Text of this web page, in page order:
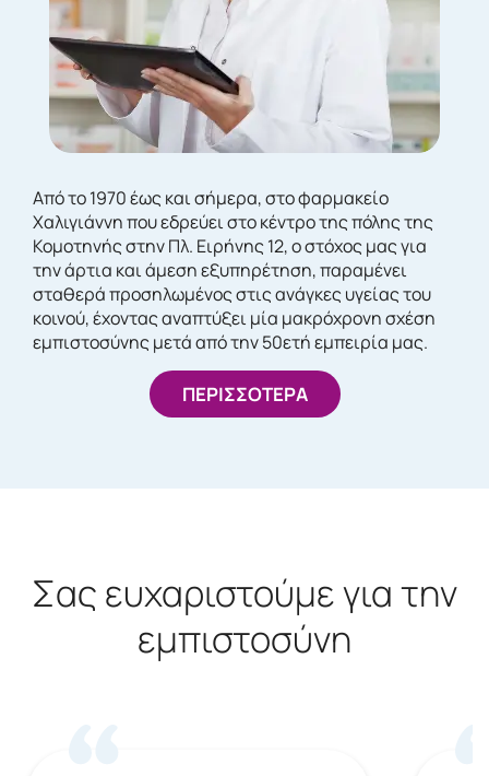
Από το 1970 έως και σήμερα, στο φαρμακείο
Χαλιγιάννη που εδρεύει στο κέντρο της πόλης της
Κομοτηνής στην Πλ. Ειρήνης 12, ο στόχος μας για
την άρτια και άμεση εξυπηρέτηση, παραμένει
σταθερά προσηλωμένος στις ανάγκες υγείας του
κοινού, έχοντας αναπτύξει μία μακρόχρονη σχέση
εμπιστοσύνης μετά από την 50ετή εμπειρία μας.
ΠΕΡΙΣΣΟΤΕΡΑ
Σας ευχαριστούμε για την
εμπιστοσύνη